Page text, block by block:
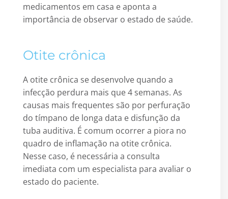
medicamentos em casa e aponta a
importância de observar o estado de saúde.
Otite crônica
A otite crônica se desenvolve quando a
infecção perdura mais que 4 semanas. As
causas mais frequentes são por perfuração
do tímpano de longa data e disfunção da
tuba auditiva. É comum ocorrer a piora no
quadro de inflamação na otite crônica.
Nesse caso, é necessária a consulta
imediata com um especialista para avaliar o
estado do paciente.